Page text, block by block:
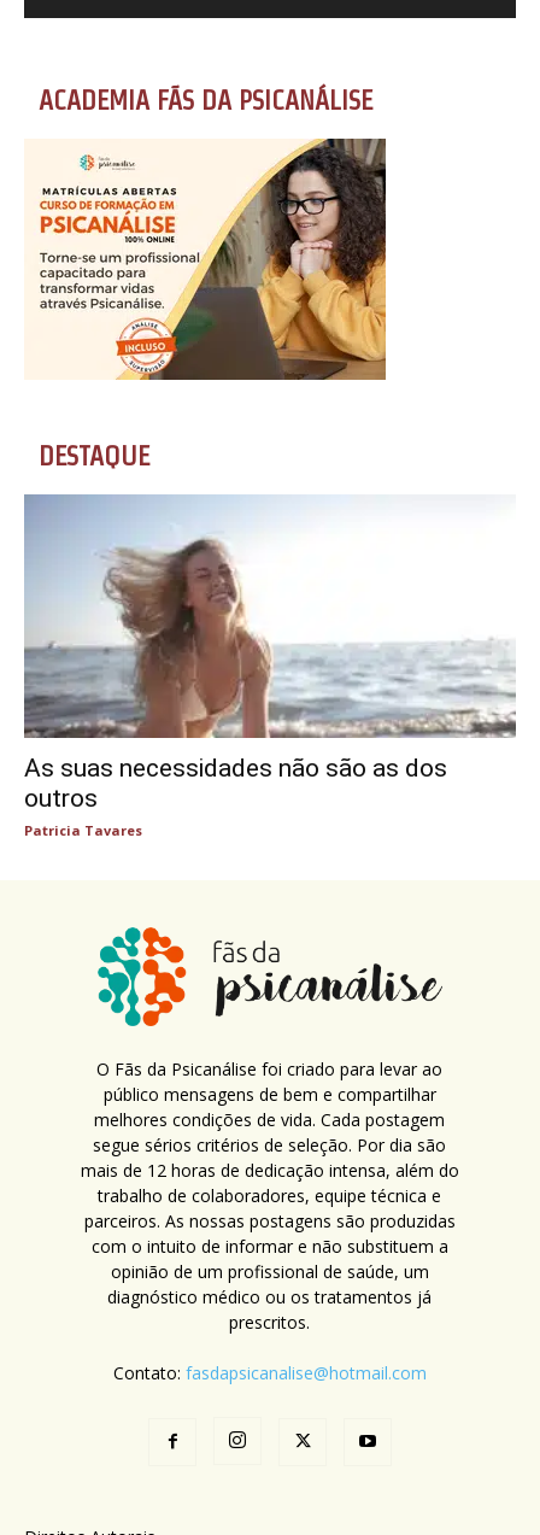
ACADEMIA FÃS DA PSICANÁLISE
DESTAQUE
As suas necessidades não são as dos
outros
Patricia Tavares
O Fãs da Psicanálise foi criado para levar ao
público mensagens de bem e compartilhar
melhores condições de vida. Cada postagem
segue sérios critérios de seleção. Por dia são
mais de 12 horas de dedicação intensa, além do
trabalho de colaboradores, equipe técnica e
parceiros. As nossas postagens são produzidas
com o intuito de informar e não substituem a
opinião de um profissional de saúde, um
diagnóstico médico ou os tratamentos já
prescritos.
Contato: fasdapsicanalise@hotmail.com